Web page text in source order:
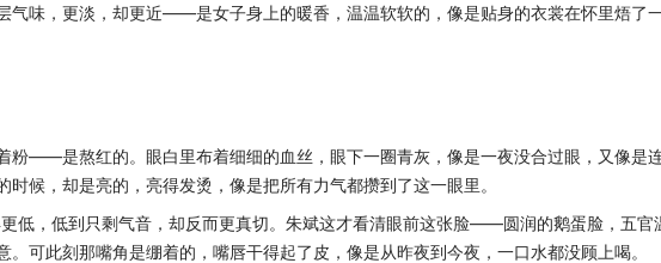
气味，更淡，却更近——是女子身上的暖香，温温软软的，像是贴身的衣裳在怀里焐了
是熬红的。眼白里布着细细的血丝，眼下一圈青灰，像是一夜没合过眼，又像是
候，却是亮的，亮得发烫，像是把所有力气都攒到了这一眼里。
，低到只剩气音，却反而更真切。朱斌这才看清眼前这张脸——圆润的鹅蛋脸，五官
可此刻那嘴角是绷着的，嘴唇干得起了皮，像是从昨夜到今夜，一口水都没顾上喝。